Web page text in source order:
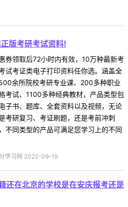
版考研考试资料!
券领取后72小时内有效，10万种最新考
试考证类电子打印资料任你选。涵盖全
余所院校考研专业课、200多种职业
考试、1100多种经典教材，产品类型包
子书、题库、全套资料以及视频，无论
考研复习、考证刷题，还是考前冲刺
不同类型的产品可满足您学习上的不同
学习网 2022-09-19
还在北京的学校是在安庆报考还是